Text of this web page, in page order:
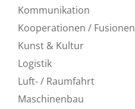
Kommunikation
Kooperationen / Fusionen
Kunst & Kultur
Logistik
Luft- / Raumfahrt
Maschinenbau